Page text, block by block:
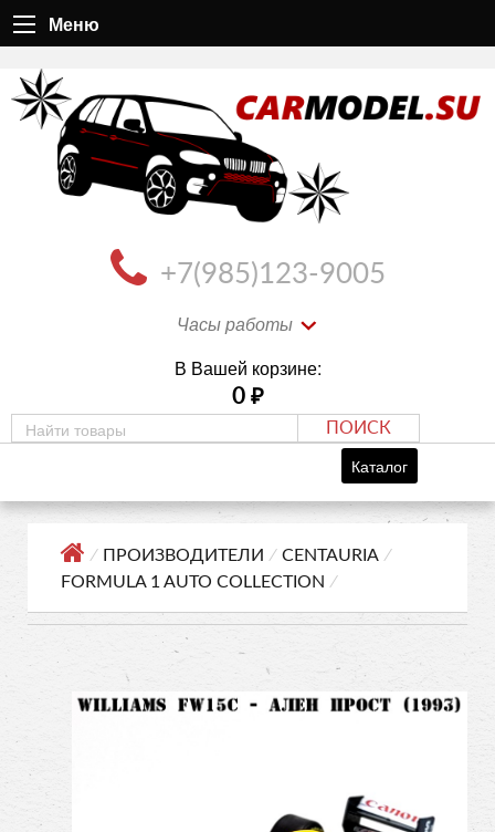
Меню
+7(985)123-9005
Часы работы
В Вашей корзине:
0 ₽
ПОИСК
Каталог
⁄ ПРОИЗВОДИТЕЛИ ⁄ CENTAURIA ⁄
FORMULA 1 AUTO COLLECTION ⁄